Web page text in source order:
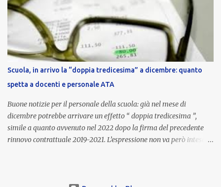
retribuzione di risultato rappresenta la parte variabile dello
stipendio dei dirigenti scolastici. Viene corrisposta per valorizzare
la qualità dell’attività svolta, la gestione delle risorse e il
raggiungimento degli obiettivi fissati dal Ministero dell’Istruzione
e del Merito (MIM) . Per l’anno scolastico 2023/2024, il MIM ha
completato la procedura di valutazione e trasmesso i dati a NoiPA,
che ha poi disposto la liquidazione automatica in busta paga . Gli
importi e le trattenute L’importo medio lordo riconosciuto è di 6....
Scuola, in arrivo la “doppia tredicesima” a dicembre: quanto
spetta a docenti e personale ATA
Buone notizie per il personale della scuola: già nel mese di
dicembre potrebbe arrivare un effetto “ doppia tredicesima ”,
simile a quanto avvenuto nel 2022 dopo la firma del precedente
rinnovo contrattuale 2019-2021. L’espressione non va però intesa in